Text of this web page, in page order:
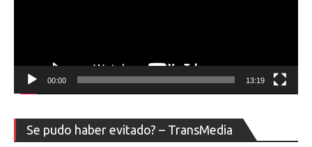
00:00 13:19
Se pudo haber evitado? – TransMedia
de